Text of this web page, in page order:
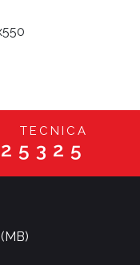
TECNICA